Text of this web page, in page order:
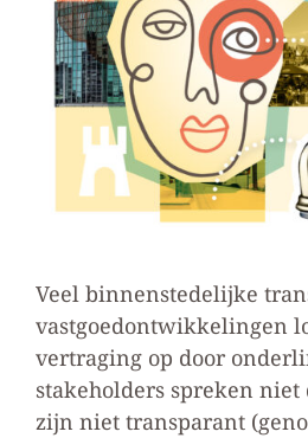
Veel binnenstedelijke
vastgoedontwikkelingen
vertraging op door
stakeholders spreken
zijn niet transparant